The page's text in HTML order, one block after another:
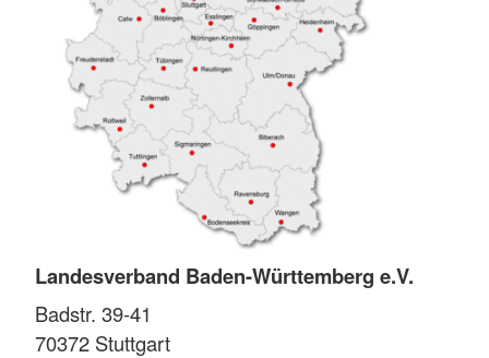
Landesverband Baden-Württemberg e.V.
Badstr. 39-41
70372 Stuttgart